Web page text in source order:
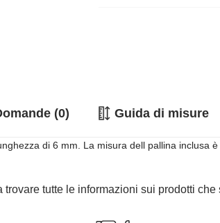
(0) Guida di misure
di 6 mm. La misura dell pallina inclusa
trovare tutte le informazioni sui prodotti che